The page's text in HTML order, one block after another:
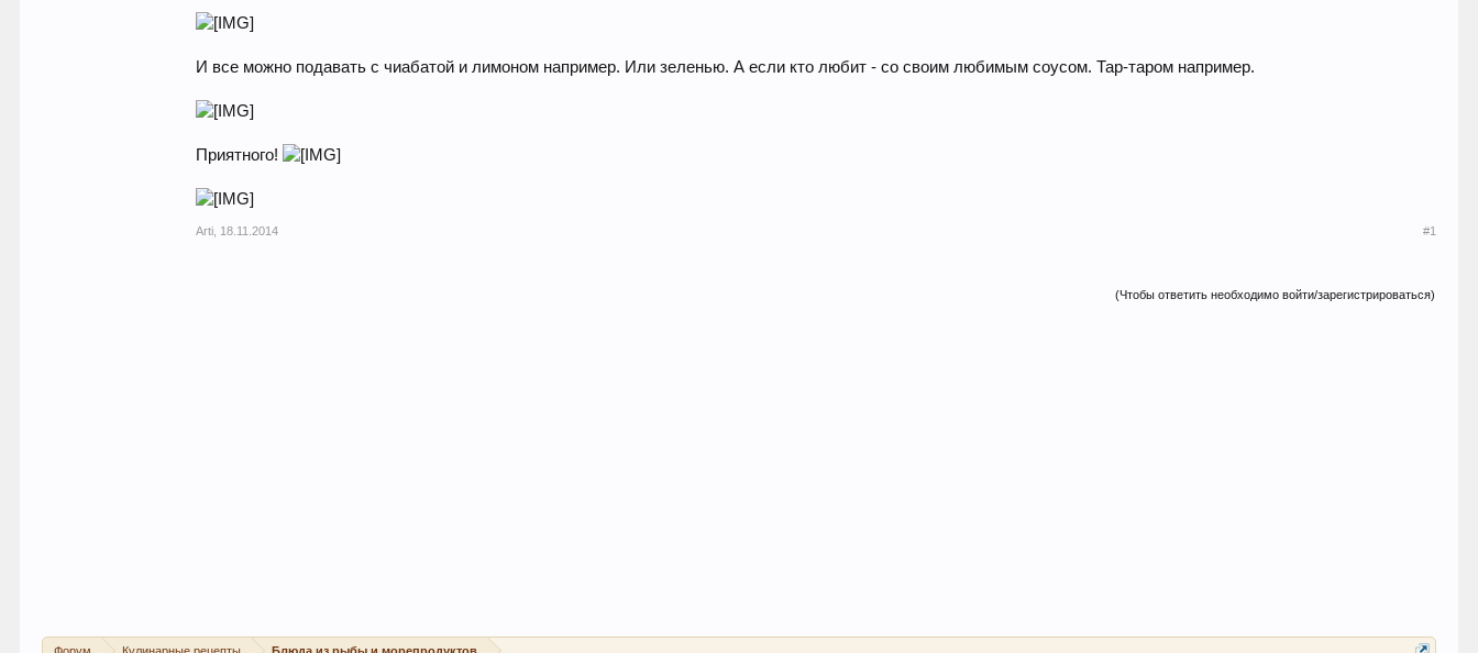
И все можно подавать с чиабатой и лимоном например. Или зеленью. А если кто любит - со своим любимым соусом. Тар-таром например.
Приятного!
Arti 18.11.2014 #1
(Чтобы ответить необходимо войти/зарегистрироваться)